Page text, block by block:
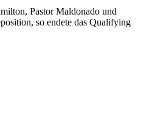
Pastor Maldonado und
so endete das Qualifying